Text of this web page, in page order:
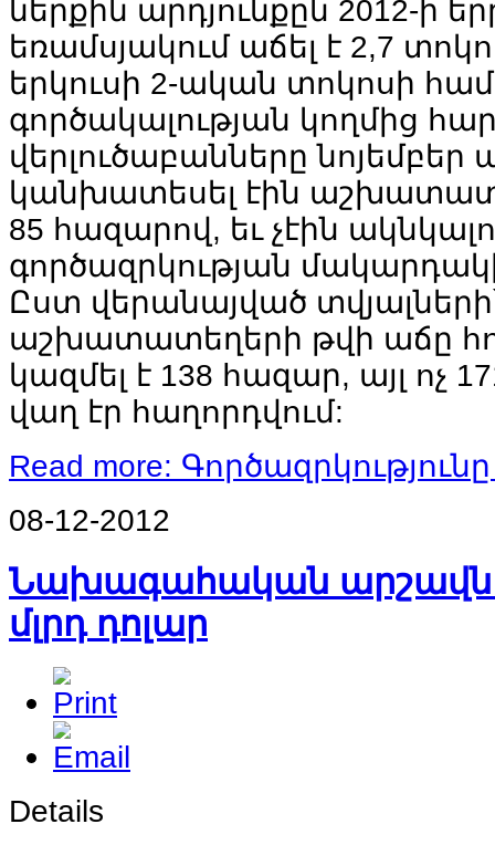
ներքին արդյունքըն 2012-ի
եռամսյակում աճել է 2,7
երկուսի 2-ական տոկոսի
գործակալության կողմից
վերլուծաբանները
կանխատեսել էին
85 հազարով, եւ չէին
գործազրկության
Ըստ վերանայված
աշխատատեղերի թվի աճը
կազմել է 138 հազար, այլ ոչ
վաղ էր հաղորդվում:
Read more:
08-12-2012
Նախագահական արշավն
մլրդ դոլար
Details